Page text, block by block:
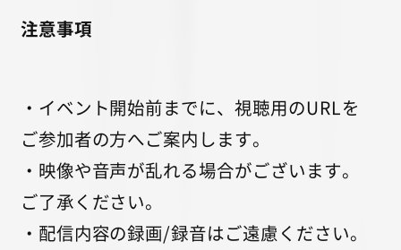
注意事項
・イベント開始前までに、視聴用のURLを
ご参加者の方へご案内します。
・映像や音声が乱れる場合がございます。
ご了承ください。
・配信内容の録画/録音はご遠慮ください。